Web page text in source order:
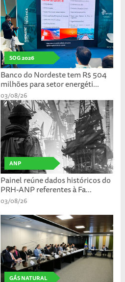
SOG 2026
Banco do Nordeste tem R$ 504
milhões para setor energéti...
03/08/26
ANP
Painel reúne dados históricos do
PRH-ANP referentes à Fa...
03/08/26
GÁS NATURAL